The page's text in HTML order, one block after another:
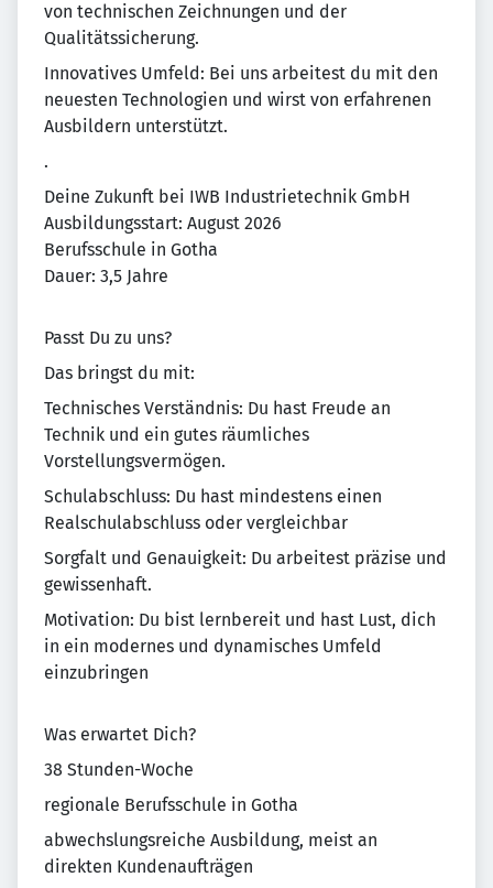
von technischen Zeichnungen und der
Qualitätssicherung.
Innovatives Umfeld: Bei uns arbeitest du mit den
neuesten Technologien und wirst von erfahrenen
Ausbildern unterstützt.
.
Deine Zukunft bei IWB Industrietechnik GmbH
Ausbildungsstart: August 2026
Berufsschule in Gotha
Dauer: 3,5 Jahre
Passt Du zu uns?
Das bringst du mit:
Technisches Verständnis: Du hast Freude an
Technik und ein gutes räumliches
Vorstellungsvermögen.
Schulabschluss: Du hast mindestens einen
Realschulabschluss oder vergleichbar
Sorgfalt und Genauigkeit: Du arbeitest präzise und
gewissenhaft.
Motivation: Du bist lernbereit und hast Lust, dich
in ein modernes und dynamisches Umfeld
einzubringen
Was erwartet Dich?
38 Stunden-Woche
regionale Berufsschule in Gotha
abwechslungsreiche Ausbildung, meist an
direkten Kundenaufträgen